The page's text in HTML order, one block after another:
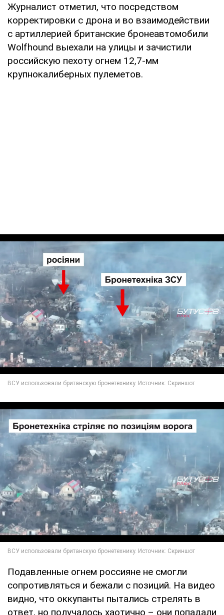
Журналист отметил, что посредством
корректировки с дрона и во взаимодействии
с артиллерией британские бронеавтомобили
Wolfhound выехали на улицы и зачистили
российскую пехоту огнем 12,7-мм
крупнокалиберных пулеметов.
Подавленные огнем россияне не смогли
сопротивляться и бежали с позиций. На видео
видно, что оккупанты пытались стрелять в
ответ, но получалось хаотично – они попадали